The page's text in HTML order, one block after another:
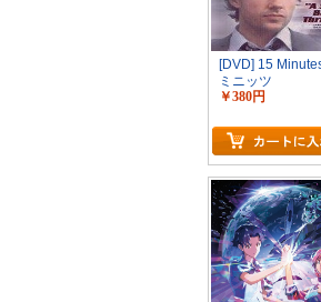
[DVD] 15
ミニッツ
￥380円